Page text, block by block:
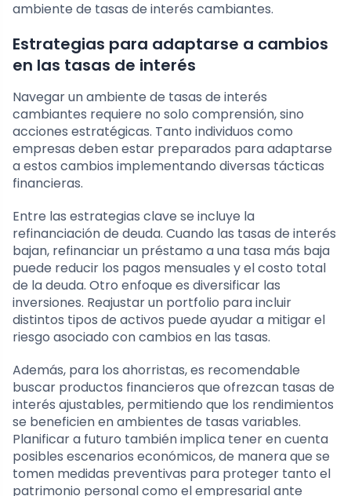
ambiente de tasas de interés cambiantes.
Estrategias para adaptarse a cambios
en las tasas de interés
Navegar un ambiente de tasas de interés
cambiantes requiere no solo comprensión, sino
acciones estratégicas. Tanto individuos como
empresas deben estar preparados para adaptarse
a estos cambios implementando diversas tácticas
financieras.
Entre las estrategias clave se incluye la
refinanciación de deuda. Cuando las tasas de interés
bajan, refinanciar un préstamo a una tasa más baja
puede reducir los pagos mensuales y el costo total
de la deuda. Otro enfoque es diversificar las
inversiones. Reajustar un portfolio para incluir
distintos tipos de activos puede ayudar a mitigar el
riesgo asociado con cambios en las tasas.
Además, para los ahorristas, es recomendable
buscar productos financieros que ofrezcan tasas de
interés ajustables, permitiendo que los rendimientos
se beneficien en ambientes de tasas variables.
Planificar a futuro también implica tener en cuenta
posibles escenarios económicos, de manera que se
tomen medidas preventivas para proteger tanto el
patrimonio personal como el empresarial ante